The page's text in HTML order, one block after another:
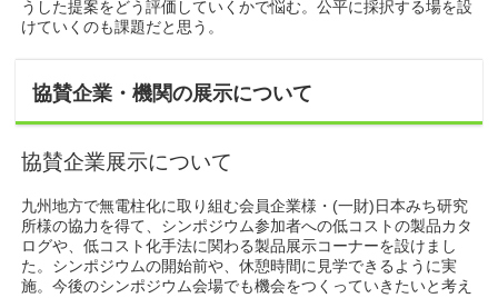
うした提案をどう評価していくかで悩む。公平に採択する場を設
けていくのも課題だと思う。
協賛企業・機関の展示について
協賛企業展示について
九州地方で無電柱化に取り組む会員企業様・(一財)日本みち研究
所様の協力を得て、シンポジウム参加者への低コストの製品カタ
ログや、低コスト化手法に関わる製品展示コーナーを設けまし
た。シンポジウムの開始前や、休憩時間に見学できるように実
施。今後のシンポジウム会場でも機会をつくっていきたいと考え